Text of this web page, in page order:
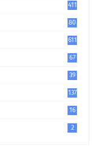
411
80
611
67
39
137
16
2